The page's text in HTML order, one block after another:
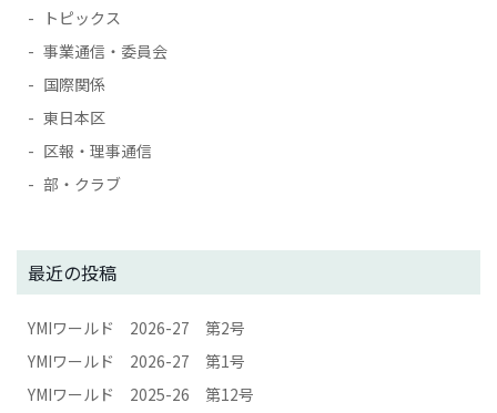
トピックス
事業通信・委員会
国際関係
東日本区
区報・理事通信
部・クラブ
最近の投稿
YMIワールド 2026-27 第2号
YMIワールド 2026-27 第1号
YMIワールド 2025-26 第12号